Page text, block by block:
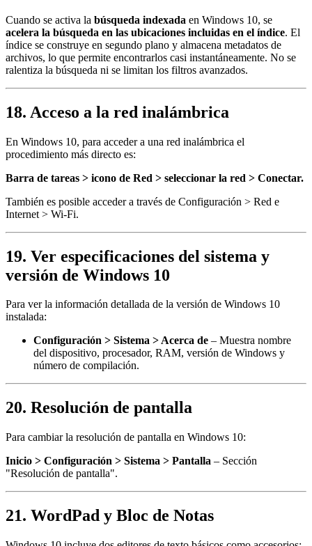
Cuando se activa la búsqueda indexada en Windows 10, se
acelera la búsqueda en las ubicaciones incluidas en el índice. El
índice se construye en segundo plano y almacena metadatos de
archivos, lo que permite encontrarlos casi instantáneamente. No se
ralentiza la búsqueda ni se limitan los filtros avanzados.
18. Acceso a la red inalámbrica
En Windows 10, para acceder a una red inalámbrica el
procedimiento más directo es:
Barra de tareas > icono de Red > seleccionar la red > Conectar.
También es posible acceder a través de Configuración > Red e
Internet > Wi-Fi.
19. Ver especificaciones del sistema y
versión de Windows 10
Para ver la información detallada de la versión de Windows 10
instalada:
Configuración > Sistema > Acerca de – Muestra nombre
del dispositivo, procesador, RAM, versión de Windows y
número de compilación.
20. Resolución de pantalla
Para cambiar la resolución de pantalla en Windows 10:
Inicio > Configuración > Sistema > Pantalla – Sección
"Resolución de pantalla".
21. WordPad y Bloc de Notas